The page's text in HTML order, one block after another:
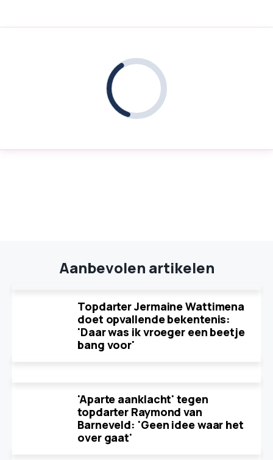
Aanbevolen artikelen
Topdarter Jermaine Wattimena
doet opvallende bekentenis:
'Daar was ik vroeger een beetje
bang voor'
'Aparte aanklacht' tegen
topdarter Raymond van
Barneveld: 'Geen idee waar het
over gaat'